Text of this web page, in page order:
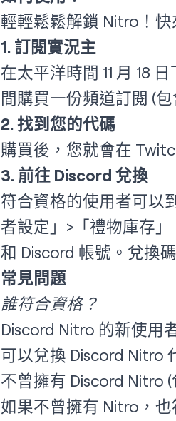
輕輕鬆鬆解鎖 Nitro！快
1. 訂閱實況主
在太平洋時間 11 月 18
間購買一份頻道訂閱 (
2. 找到您的代碼
購買後，您就會在
3. 前往 Discord 兌換
符合資格的使用者可以
者設定」>「禮物庫存
和 Discord 帳號。兌換
常見問題
誰符合資格？
Discord Nitro 的新使用
可以兌換 Discord Nitro
不曾擁有 Discord Nitro
如果不曾擁有 Nitro，也